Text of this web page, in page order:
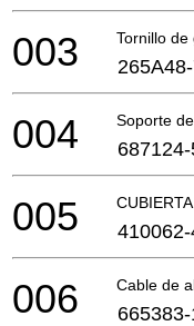
Tornillo de
003
Soporte
004
005
Cable de
006 665383-